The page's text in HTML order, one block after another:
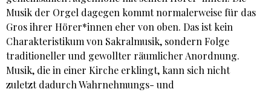
Musik der Orgel dagegen kommt normalerweise für das
Gros ihrer Hörer*innen eher von oben. Das ist kein
Charakteristikum von Sakralmusik, sondern Folge
traditioneller und gewollter räumlicher Anordnung.
Musik, die in einer Kirche erklingt, kann sich nicht
zuletzt dadurch Wahrnehmungs- und